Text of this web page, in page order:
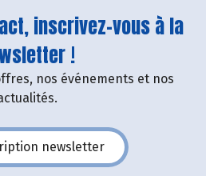
inscrivez-vous à la
!
nos événements et nos
newsletter